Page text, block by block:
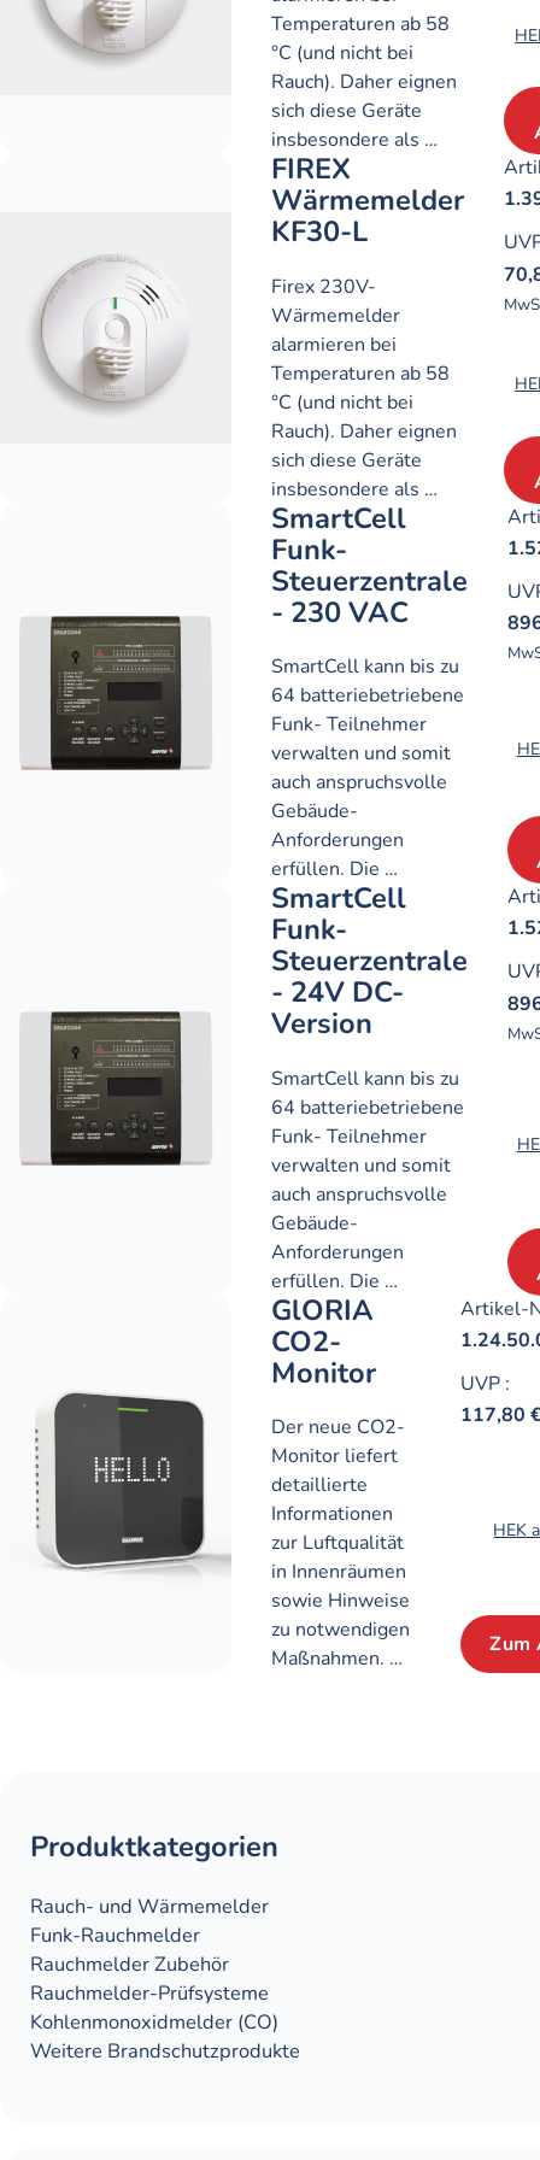
Temperaturen ab 58
°C (und nicht bei
Rauch). Daher eignen
sich diese Geräte
insbesondere als …
FIREX
Wärmemelder
KF30-L
Firex 230V-
Wärmemelder
alarmieren bei
Temperaturen ab 58
°C (und nicht bei
Rauch). Daher eignen
sich diese Geräte
insbesondere als …
SmartCell
Funk-
Steuerzentrale
- 230 VAC
SmartCell kann bis zu
64 batteriebetriebene
Funk- Teilnehmer
verwalten und somit
auch anspruchsvolle
Gebäude-
Anforderungen
erfüllen. Die …
SmartCell
Funk-
Steuerzentrale
- 24V DC-
Version
SmartCell kann bis zu
64 batteriebetriebene
Funk- Teilnehmer
verwalten und somit
auch anspruchsvolle
Gebäude-
Anforderungen
erfüllen. Die …
GlORIA
CO2-
Monitor
Der neue CO2-
Monitor liefert
detaillierte
Informationen
zur Luftqualität
in Innenräumen
sowie Hinweise
zu notwendigen
Maßnahmen. …
Artikel-
UVP :
117,80
HEK
Zum
Produktkategorien
Rauch- und Wärme­­­melder
Funk-Rauchmelder
Rauchmelder Zubehör
Rauch­melder-Prüf­systeme
Kohlen­monoxid­melder (CO)
Weitere Brandschutz­produkte